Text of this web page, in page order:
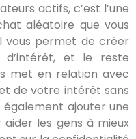
actifs, c’est l’une
aléatoire que vous
vous permet de créer
et le reste
met en relation avec
de votre intérêt sans
également ajouter une
les gens à mieux